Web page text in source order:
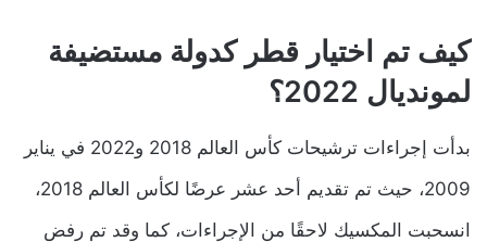
كيف تم اختيار قطر كدولة مستضيفة
لمونديال 2022؟
بدأت إجراءات ترشيحات كأس العالم 2018 و2022 في يناير
2009، حيث تم تقديم أحد عشر عرضًا لكأس العالم 2018،
انسحبت المكسيك لاحقًا من الإجراءات، كما وقد تم رفض